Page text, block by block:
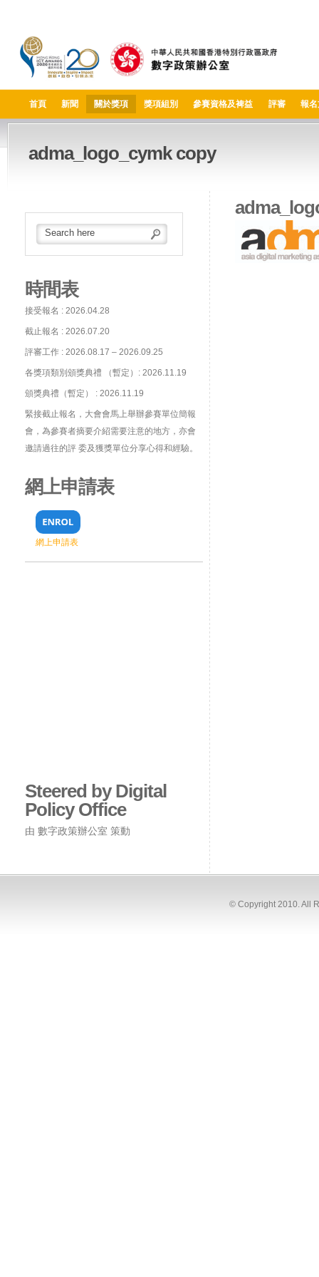
首頁 新聞 關於獎項 獎項組別 參賽資格及裨益 評審 報
adma_logo_cymk copy
時間表
接受報名 : 2026.04.28
截止報名 : 2026.07.20
評審工作 : 2026.08.17 – 2026.09.25
各獎項類別頒獎典禮 （暫定）: 2026.11.19
頒獎典禮（暫定） : 2026.11.19
緊接截止報名，大會會馬上舉辦參賽單位簡報
會，為參賽者摘要介紹需要注意的地方，亦會
邀請過往的評 委及獲獎單位分享心得和經驗。
網上申請表
網上申請表
Steered by Digital
Policy Office
由 數字政策辦公室 策動
© Copyright 2010. All